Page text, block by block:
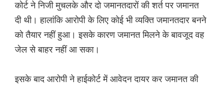
कोर्ट ने निजी मुचलके और दो जमानतदारों की शर्त पर जमानत
दी थी। हालांकि आरोपी के लिए कोई भी व्यक्ति जमानतदार बनने
को तैयार नहीं हुआ। इसके कारण जमानत मिलने के बावजूद वह
जेल से बाहर नहीं आ सका।
इसके बाद आरोपी ने हाईकोर्ट में आवेदन दायर कर जमानत की